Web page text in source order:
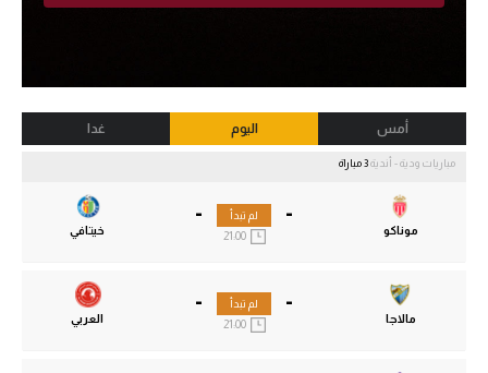
أمس اليوم غدا
مباريات ودية - أندية
-
موناكو
-
خيتافي
لم تبدأ
21:00
-
مالاجا
-
العربي
لم تبدأ
21:00